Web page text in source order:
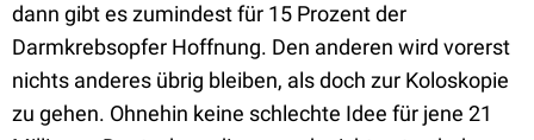
dann gibt es zumindest für 15 Prozent der
Darmkrebsopfer Hoffnung. Den anderen wird vorerst
nichts anderes übrig bleiben, als doch zur Koloskopie
zu gehen. Ohnehin keine schlechte Idee für jene 21